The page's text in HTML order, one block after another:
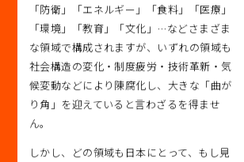
「防衛」「エネルギー」「食料」「医療」
「環境」「教育」「文化」…などさまざま
な領域で構成されますが、いずれの領域も
社会構造の変化・制度疲労・技術革新・気
候変動などにより陳腐化し、大きな「曲が
り角」を迎えていると言わざるを得ませ
ん。
しかし、どの領域も日本にとって、もし見